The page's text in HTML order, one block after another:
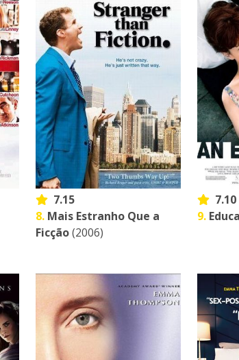
7.15
8. Mais Estranho Que a
Ficção(2006)
7.10
9.